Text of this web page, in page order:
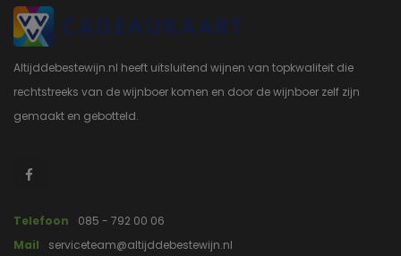
Altijddebestewijn.nl heeft uitsluitend wijnen van topkwaliteit die
rechtstreeks van de wijnboer komen en door de wijnboer zelf zijn
gemaakt en gebotteld.
Telefoon
085 - 792 00 06
Mail
serviceteam@altijddebestewijn.nl